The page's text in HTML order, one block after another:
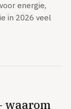
→
energie,
in 2026 veel
waarom